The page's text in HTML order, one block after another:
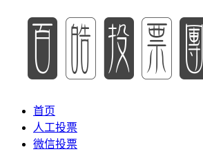
首页
人工投票
微信投票